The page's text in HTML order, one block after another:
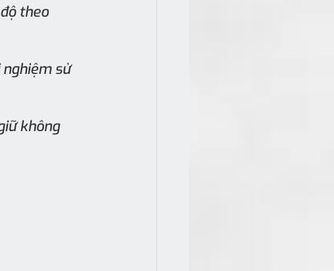
theo
nghiệm sử
không